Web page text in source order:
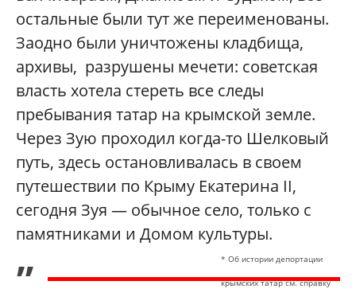
остальные были тут же переименованы.
Заодно были уничтожены кладбища,
архивы, разрушены мечети: советская
власть хотела стереть все следы
пребывания татар на крымской земле.
Через Зую проходил когда-то Шелковый
путь, здесь остановливалась в своем
путешествии по Крыму Екатерина II,
сегодня Зуя — обычное село, только с
памятниками и Домом культуры.
* Об истории депортации
крымских татар см. справку
„